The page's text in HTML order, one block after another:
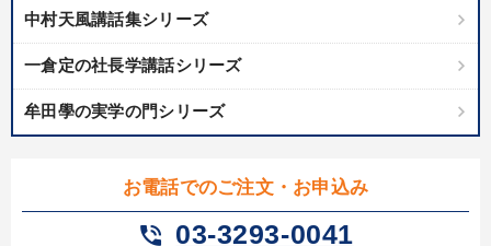
生き方の指針 トレンド
歴史に学ぶ 両利きの経営
※「更新」を押すと「テーマ」「キーワード」を更新いただけます。
経営音声・動画を探す
全国経営者セミナー収録物以外の経営教材（全761タイトル）からお探
中村天風講話集シリーズ
一倉定の社長学講話シリーズ
牟田學の実学の門シリーズ
お電話でのご注文・お申込み
phone_in_talk 03-3293-0041